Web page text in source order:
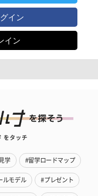
イン
イン
をタッチ
学 #留学ロードマップ
ルモデル #プレゼント